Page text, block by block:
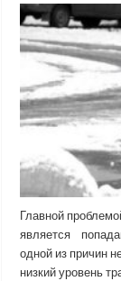
Главной
является
одной из причин
низкий уровень